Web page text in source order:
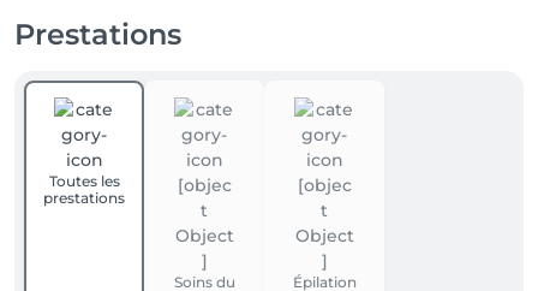
rendant votre visite encore plus pratique.
🌟 Venez profiter d’un moment de détente dans un
cadre moderne et chaleureux, conçu pour votre bien-
être. Nous vous attendons avec impatience !
Prestations
Toutes les
prestations
Soins du
Épilation